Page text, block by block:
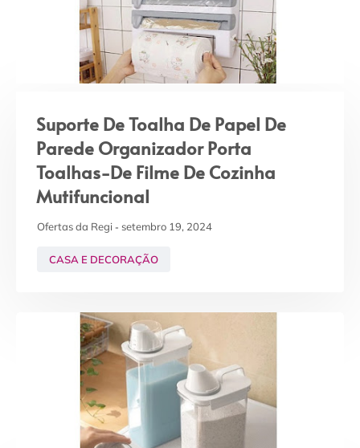
Suporte De Toalha De Papel De
Parede Organizador Porta
Toalhas-De Filme De Cozinha
Mutifuncional
Ofertas da Regi setembro 19, 2024
CASA E DECORAÇÃO